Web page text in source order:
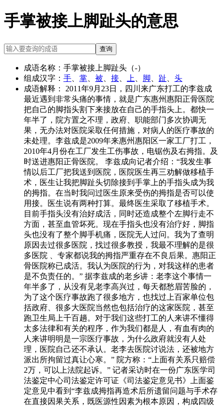
手掌被接上脚趾头的意思
查询
成语名称： 手掌被接上脚趾头（-）
组成汉字： 手 掌 被 接 上 脚 趾
头
成语解释：
2011年9月23日，四川来广东打工的李兹成
最近遇到非常头痛的事情，就是广东惠州惠阳正骨医院
把自己的脚指头割下来接放在自己的手指头上。都快一
年半了，院方置之不理，政府、职能部门多次协调无
果，无办法对医院采取任何措施，对病人的医疗事故的
未处理。李兹成是2009年来惠州惠阳区一家工厂打工，
2010年4月份在工厂发生工伤事故，电锯伤及右拇指。及
时送进惠阳正骨医院。 李兹成向记者介绍：“我发生事
情以后工厂把我送到医院，医院医生再三劝解做移植手
术，医生让我把脚趾头切除接到手掌上的手指头成为我
的拇指。在当时我问过医生原来受伤的拇指是否可以使
用接。医生说有两种打算。最终医生采取了移植手术。
目前手指头没有治好成活，同时还造成整个左脚行走不
方面，甚至血管坏死。现在手指头也没有治疗好，脚指
头也没有了整个脚手机痛，医院无人过问。我为了查明
原因去过很多医院，找过很多教授，我最不理解的是很
多医院 、专家都说我的拇指严重存在不良后果。惠阳正
骨医院称已成活。我认为医院的行为，对我这样的患者
是不负责任的。” 据李兹成的老乡讲：老李这个事情一
年半多了，从没有见老李高兴过，每天都愁眉苦脸的，
为了这个医疗事故跑了很多地方，也找过上百家单位包
括政府、很多大医院当然也包括治疗的这家医院，甚至
跑卫生局上千百趟。对于我们这些打工的人来讲不懂得
太多法律和有关的程序，作为我们都是人，有血有肉的
人来讲明明是一宗医疗事故，为什么政府就没有人处
理，医院自己还不承认。老李去医院讨说法，还被地方
派出所拘留过真让心寒。” 院方称：“上面有关系只赔偿
2万，可以上法院起诉。” 记者采访时在一份广东医学司
法鉴定中心司法鉴定许可证《司法鉴定意见书》上面鉴
定意见中看到“李兹成拇指再造术后所遗留问题与手术存
在直接因果关系，既医源性因素为根本原因，构成四级